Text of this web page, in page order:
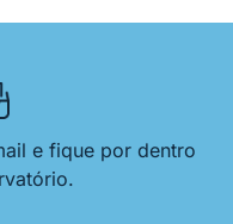
e fique por dentro